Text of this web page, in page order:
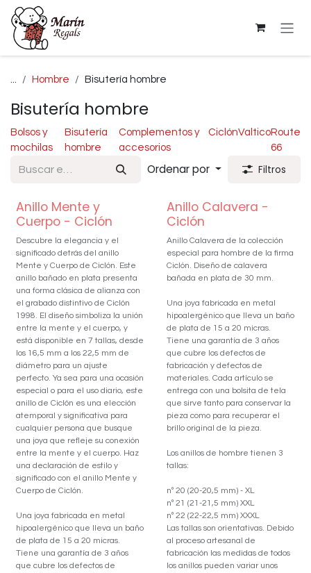
Ir al contenido
... Hombre Bisutería hombre
Bisutería hombre
Bolsos y
mochilas
Bisutería
hombre
Complementos y
accesorios
CiclónValticoRoute
66
Ordenar por Filtros
Anillo Mente y
Cuerpo - Ciclón
Descubre la elegancia y el
significado detrás del anillo
Mente y Cuerpo de Ciclón. Este
anillo bañado en plata presenta
una forma clásica de alianza con
el grabado distintivo de Ciclón
1998. El diseño simboliza la unión
entre la mente y el cuerpo, y
está disponible en 7 tallas, desde
los 16,5 mm a los 22,5 mm de
diámetro para un ajuste
perfecto. Ya sea para una ocasión
especial o para el uso diario, este
anillo de Ciclón es una elección
atemporal y significativa para
cualquier persona que busque
una joya que refleje su conexión
entre la mente y el cuerpo. Haz
una declaración de estilo y
significado con el anillo Mente y
Cuerpo de Ciclón.
Una joya fabricada en metal
hipoalergénico que lleva un baño
de plata de 15 a 20 micras.
Tiene una garantía de 3 años
que cubre los defectos de
Anillo Calavera -
Ciclón
Anillo Calavera de la colección
especial para hombre de la firma
Ciclón. Diseño de calavera
bañada en plata de 30 mm.
Una joya fabricada en metal
hipoalergénico que lleva un baño
de plata de 15 a 20 micras.
Tiene una garantía de 3 años
que cubre los defectos de
fabricación y defectos de
materiales. Cada artículo se
entrega con una bolsita de tela
que sirve tanto para conservar la
pieza como para recuperar el
brillo original de la pieza.
Los anillos de hombre tienen 3
tallas:
nº 20 (20-20,5 mm) - XL
nº 21 (21-21,5 mm) XXL
nº 22 (22-22,5 mm) XXXL
Las tallas son orientativas. Debido
al proceso artesanal de
fabricación las medidas de todos
los anillos pueden variar unos